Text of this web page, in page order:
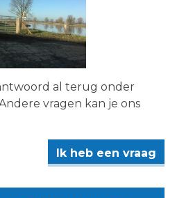
al terug onder
vragen kan je ons
Ik heb een vraag